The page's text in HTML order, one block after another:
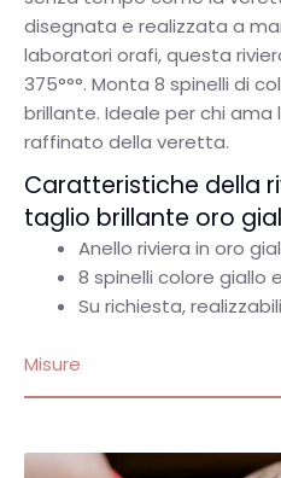
disegnata e realizzata a
laboratori orafi, questa
375°°°. Monta 8 spinelli di
brillante. Ideale per chi
raffinato della veretta.
Caratteristiche della
taglio brillante oro
Anello riviera in oro
8 spinelli colore giallo
Su richiesta,
Misure